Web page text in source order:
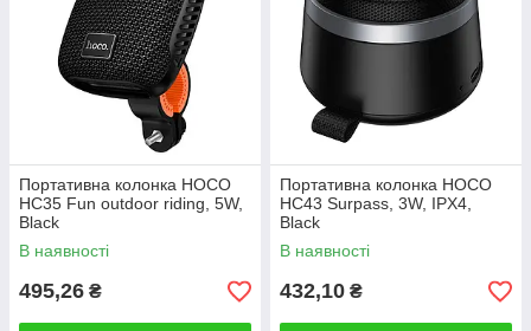
Портативна колонка HOCO
HC35 Fun outdoor riding, 5W,
Black
В наявності
495,26 ₴
Портативна колонка HOCO
HC43 Surpass, 3W, IPX4,
Black
В наявності
432,10 ₴